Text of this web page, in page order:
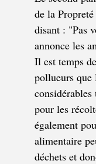
de la
disant : "Pas
annonce les
Il est temps
pollueurs que
pour les
également
alimentaire
déchets et